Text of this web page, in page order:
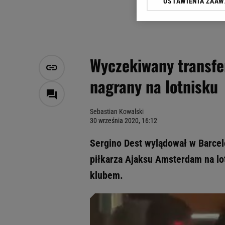
Wyczekiwany
nagrany na lotnisku
Sebastian Kowalski
30 września 2020, 16:12
Sergino Dest wylądował w
piłkarza Ajaksu Amsterdam na
klubem.
Klikając „Akceptuję”
Zaufanych Partnerów i
My, nasi Zaufani
Przechowywanie